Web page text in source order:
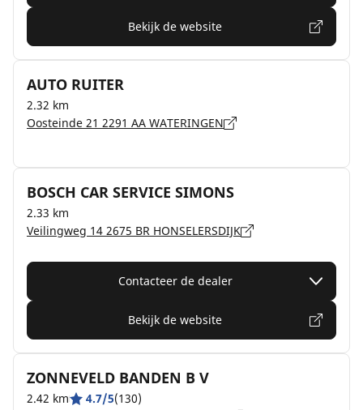
Bekijk de website
AUTO RUITER
2.32 km
Oosteinde 21 2291 AA WATERINGEN
BOSCH CAR SERVICE SIMONS
2.33 km
Veilingweg 14 2675 BR HONSELERSDIJK
Contacteer de dealer
Bekijk de website
ZONNEVELD BANDEN B V
2.42 km 4.7/5(130)